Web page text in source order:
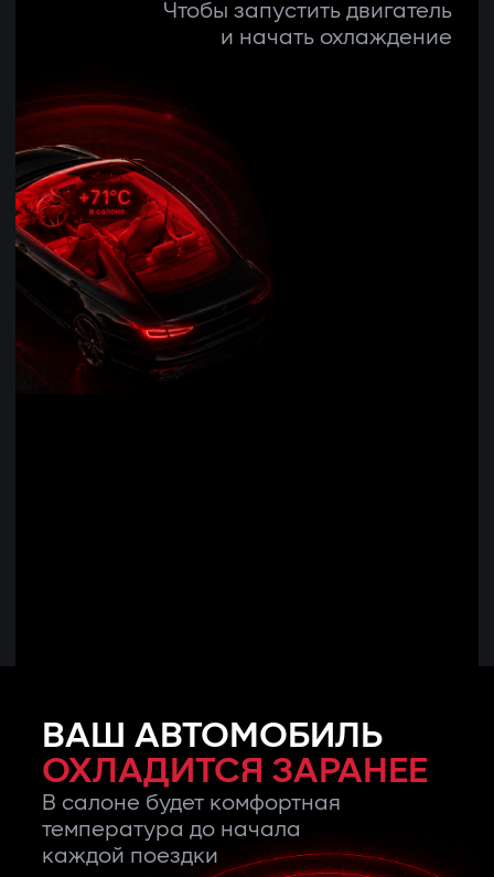
Чтобы запустить двигатель
и начать охлаждение
ВАШ АВТОМОБИЛЬ
ОХЛАДИТСЯ ЗАРАНЕЕ
В салоне будет комфортная
температура до начала
каждой поездки